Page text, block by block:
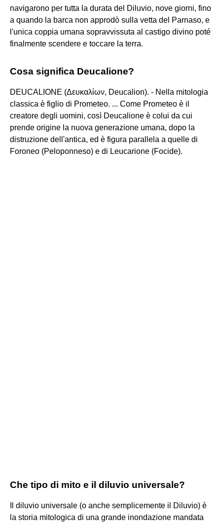
navigarono per tutta la durata del Diluvio, nove giorni, fino
a quando la barca non approdò sulla vetta del Parnaso, e
l'unica coppia umana sopravvissuta al castigo divino poté
finalmente scendere e toccare la terra.
Cosa significa Deucalione?
DEUCALIONE (Δευκαλίων, Deucalion). - Nella mitologia
classica è figlio di Prometeo. ... Come Prometeo è il
creatore degli uomini, così Deucalione è colui da cui
prende origine la nuova generazione umana, dopo la
distruzione dell'antica, ed è figura parallela a quelle di
Foroneo (Peloponneso) e di Leucarione (Focide).
Che tipo di mito e il diluvio universale?
Il diluvio universale (o anche semplicemente il Diluvio) è
la storia mitologica di una grande inondazione mandata